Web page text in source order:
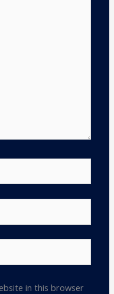
in this browser